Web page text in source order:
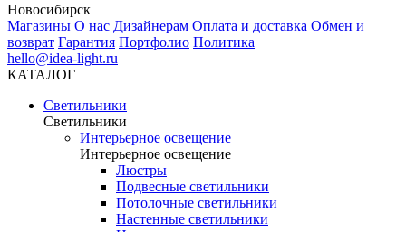
Новосибирск
Магазины О нас Дизайнерам Оплата и доставка Обмен и
возврат Гарантия Портфолио Политика
hello@idea-light.ru
КАТАЛОГ
Светильники
Светильники
Интерьерное освещение
Интерьерное освещение
Люстры
Подвесные светильники
Потолочные светильники
Настенные светильники